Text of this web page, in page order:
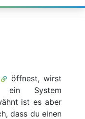
öffnest, wirst
ein System
ist es aber
dass du einen